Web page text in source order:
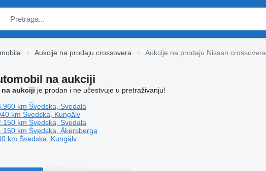
Aukcije na prodaju crossovera Aukcije na prodaju Nissan crossovera
na aukciji
na aukciji je prodan i ne učestvuje u pretraživanju!
km Švedska, Svedala
km Švedska, Kungälv
km Švedska, Svedala
km Švedska, Åkersberga
km Švedska, Kungälv